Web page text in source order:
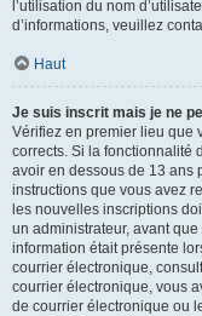
l’utilisation du nom
d’informations, veuillez
Haut
Je suis inscrit mais je ne
Vérifiez en premier lieu que
corrects. Si la fonctionnalité
avoir en dessous de 13 ans
instructions que vous avez
les nouvelles inscriptions
un administrateur, avant
information était présente
courrier électronique,
courrier électronique, vous
de courrier électronique ou